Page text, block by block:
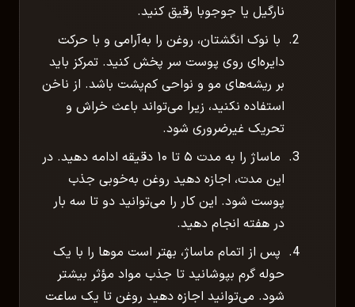
نارگیل یا جوجوبا رقیق کنید.
با نوک انگشتان، روغن را به‌آرامی و با حرکت
دایره‌ای روی پوست سر پخش کنید. تمرکز باید
بر ریشه‌های مو و نواحی کم‌پشت باشد. از ناخن
استفاده نکنید، زیرا می‌تواند باعث خراش و
تحریک غیرضروری شود.
ماساژ را به مدت ۵ تا ۱۰ دقیقه ادامه دهید. در
این مدت، اجازه دهید روغن به‌خوبی جذب
پوست شود. این کار را می‌توانید دو تا سه بار
در هفته انجام دهید.
پس از اتمام ماساژ، بهتر است موها را با یک
حوله گرم بپوشانید تا جذب مواد مؤثر بیشتر
شود. می‌توانید اجازه دهید روغن تا یک ساعت